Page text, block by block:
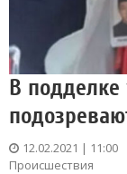
В
12.02.2021 | 11:00
Происшествия